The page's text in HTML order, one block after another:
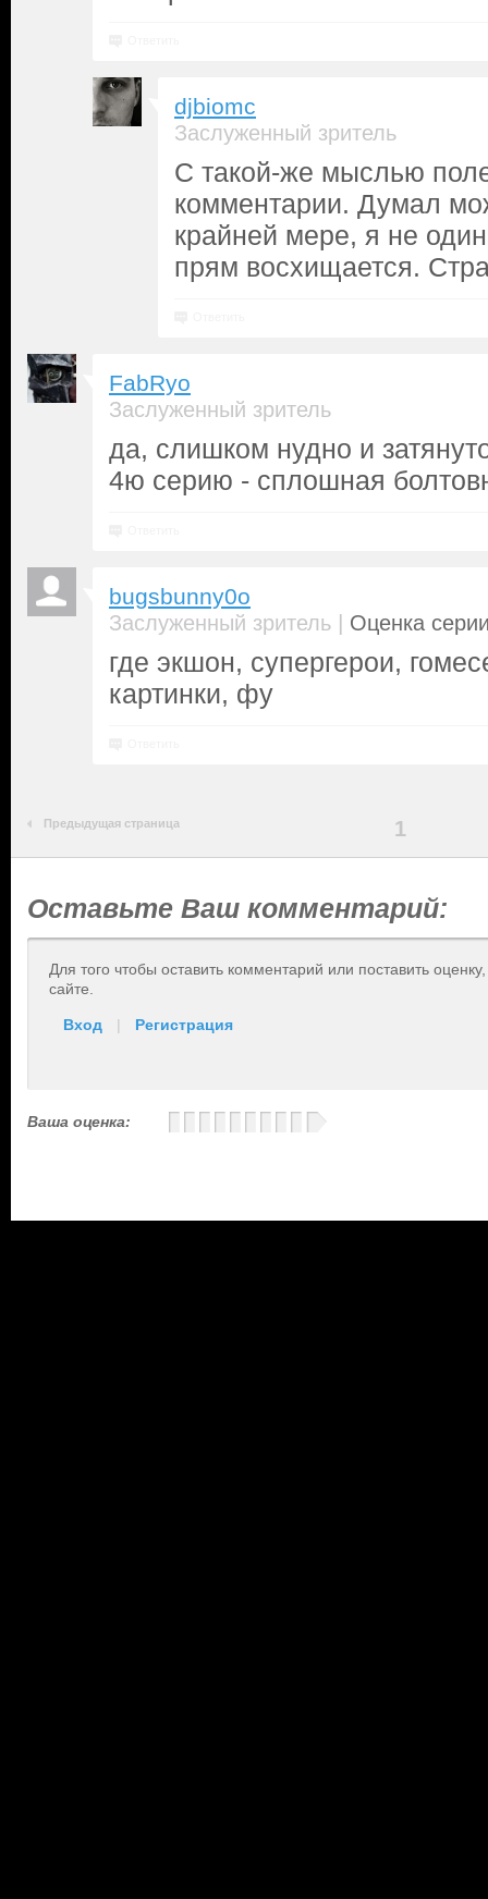
djbiomc
Заслуженный зритель
С такой-же мыслью
комментарии. Думал
крайней мере, я не
прям восхищается.
FabRyo
Заслуженный зритель
да, слишком нудно и
4ю серию - сплошная
bugsbunny0o
Заслуженный зритель | Оценка
где экшон, супергерои,
картинки, фу
Предыдущая страница 1
Оставьте Ваш комментарий:
Для того чтобы оставить комментарий или поставить
сайте.
Вход | Регистрация
Ваша оценка: